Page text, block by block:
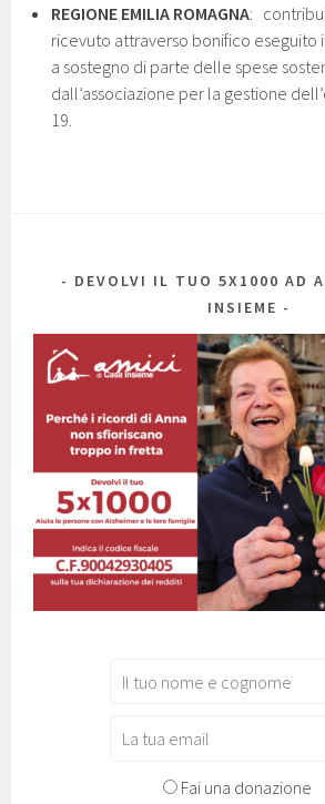
REGIONE EMILIA ROMAGNA:
ricevuto attraverso bonifico eseguito
a sostegno di parte delle spese
dall’associazione per la gestione
19.
DEVOLVI IL TUO 5X1000 AD
INSIEME
Fai una donazione